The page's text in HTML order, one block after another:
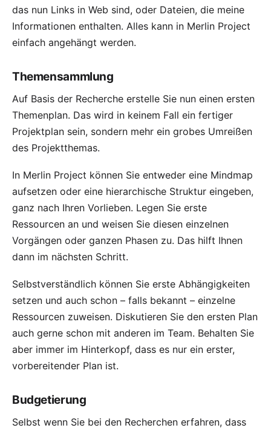
das nun Links in Web sind, oder Dateien, die meine
Informationen enthalten. Alles kann in Merlin Project
einfach angehängt werden.
Themensammlung
Auf Basis der Recherche erstelle Sie nun einen ersten
Themenplan. Das wird in keinem Fall ein fertiger
Projektplan sein, sondern mehr ein grobes Umreißen
des Projektthemas.
In Merlin Project können Sie entweder eine Mindmap
aufsetzen oder eine hierarchische Struktur eingeben,
ganz nach Ihren Vorlieben. Legen Sie erste
Ressourcen an und weisen Sie diesen einzelnen
Vorgängen oder ganzen Phasen zu. Das hilft Ihnen
dann im nächsten Schritt.
Selbstverständlich können Sie erste Abhängigkeiten
setzen und auch schon – falls bekannt – einzelne
Ressourcen zuweisen. Diskutieren Sie den ersten Plan
auch gerne schon mit anderen im Team. Behalten Sie
aber immer im Hinterkopf, dass es nur ein erster,
vorbereitender Plan ist.
Budgetierung
Selbst wenn Sie bei den Recherchen erfahren, dass